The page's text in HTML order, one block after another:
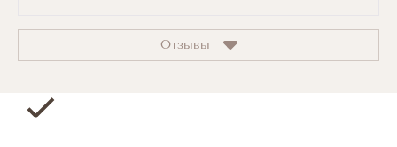
Отзывы